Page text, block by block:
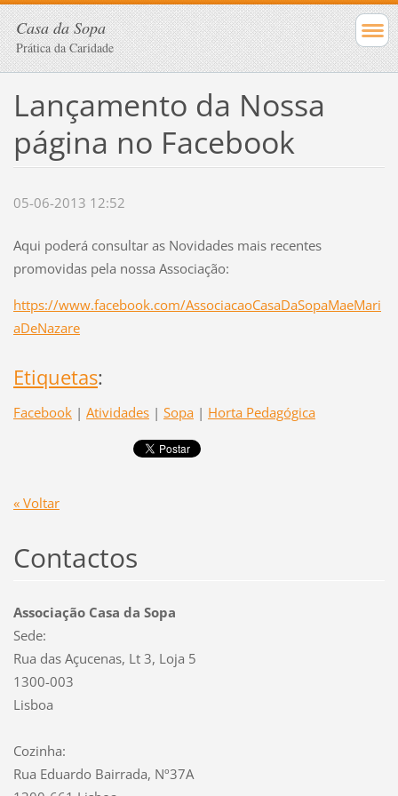
Casa da Sopa
Prática da Caridade
Lançamento da Nossa
página no Facebook
05-06-2013 12:52
Aqui poderá consultar as Novidades mais recentes
promovidas pela nossa Associação:
https://www.facebook.com/AssociacaoCasaDaSopaMaeMari
aDeNazare
Etiquetas:
Facebook | Atividades | Sopa | Horta Pedagógica
« Voltar
Contactos
Associação Casa da Sopa
Sede:
Rua das Açucenas, Lt 3, Loja 5
1300-003
Lisboa
Cozinha:
Rua Eduardo Bairrada, Nº37A